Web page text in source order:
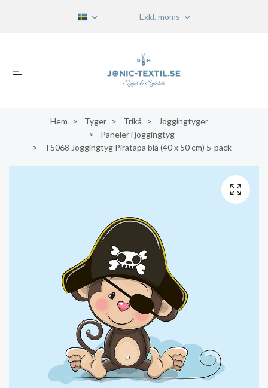
Exkl. moms
Hem Tyger Trikå
Joggingtyger
Paneler i joggingtyg
T5068 Joggingtyg Piratapa blå (40 x 50 cm) 5-pack